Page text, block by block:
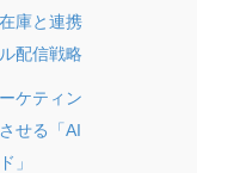
庫と連携
配信戦略
ケティン
せる「AI
」